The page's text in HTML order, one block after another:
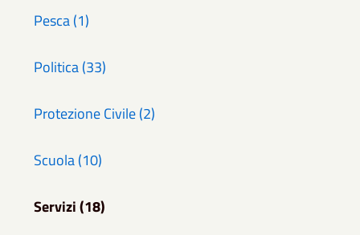
Pesca (1)
Politica (33)
Protezione Civile (2)
Scuola (10)
Servizi (18)